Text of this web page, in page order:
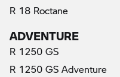
R 18 Roctane
ADVENTURE
R 1250 GS
R 1250 GS Adventure